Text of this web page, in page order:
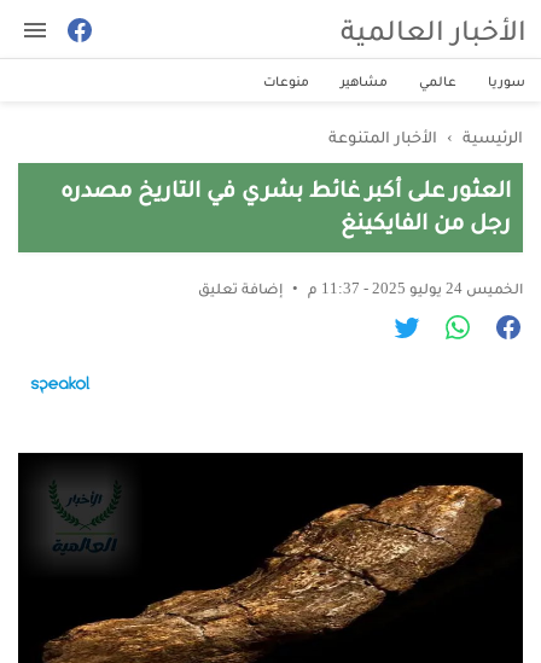
الأخبار العالمية
سوريا عالمي مشاهير منوعات
الرئيسية › الأخبار المتنوعة
العثور على أكبر غائط بشري في التاريخ مصدره
رجل من الفايكينغ
الخميس 24 يوليو 2025 - 11:37 م إضافة تعليق